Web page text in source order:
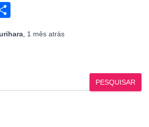
1 mês atrás
PESQUISAR